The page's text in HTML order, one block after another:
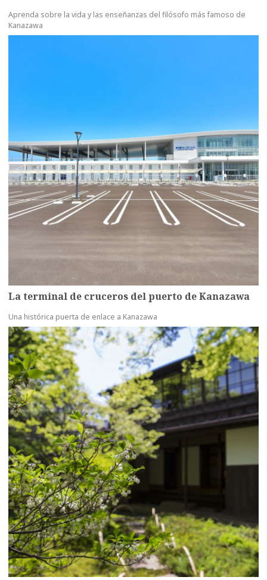
Aprenda sobre la vida y las enseñanzas del filósofo más famoso de
Kanazawa
La terminal de cruceros del puerto de Kanazawa
Una histórica puerta de enlace a Kanazawa
more